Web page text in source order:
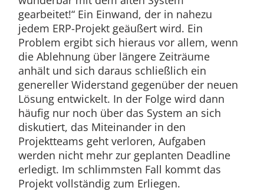
gearbeitet!“ Ein Einwand, der in nahezu
jedem ERP-Projekt geäußert wird. Ein
Problem ergibt sich hieraus vor allem, wenn
die Ablehnung über längere Zeiträume
anhält und sich daraus schließlich ein
genereller Widerstand gegenüber der neuen
Lösung entwickelt. In der Folge wird dann
häufig nur noch über das System an sich
diskutiert, das Miteinander in den
Projektteams geht verloren, Aufgaben
werden nicht mehr zur geplanten Deadline
erledigt. Im schlimmsten Fall kommt das
Projekt vollständig zum Erliegen.